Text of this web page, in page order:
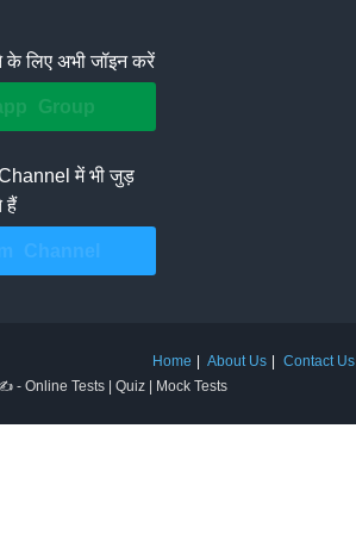
के लिए अभी जॉइन करें
Group
में भी जुड़
हैं
Channel
Home About Us Contact Us
- Online Tests | Quiz | Mock Tests